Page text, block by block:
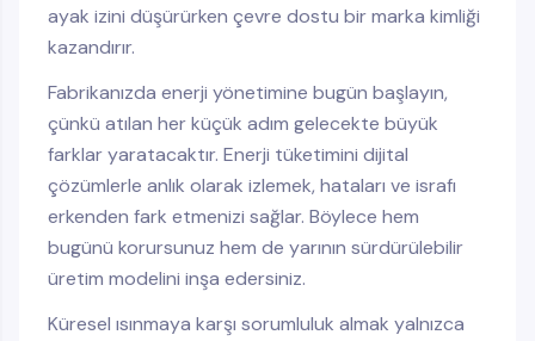
ayak izini düşürürken çevre dostu bir marka kimliği
kazandırır.
Fabrikanızda enerji yönetimine bugün başlayın,
çünkü atılan her küçük adım gelecekte büyük
farklar yaratacaktır. Enerji tüketimini dijital
çözümlerle anlık olarak izlemek, hataları ve israfı
erkenden fark etmenizi sağlar. Böylece hem
bugünü korursunuz hem de yarının sürdürülebilir
üretim modelini inşa edersiniz.
Küresel ısınmaya karşı sorumluluk almak yalnızca